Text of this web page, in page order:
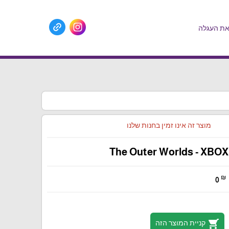
את העגלה
מוצר זה אינו זמין בחנות שלנו
The Outer Worlds - XBOX
0 ₪
shopping_cart קניית המוצר הזה